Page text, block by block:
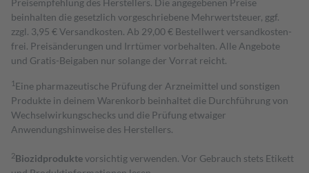
Preisempfehlung des Herstellers. Die angegebenen Preise
beinhalten die gesetzlich vorgeschriebene Mehrwertsteuer, ggf.
zzgl. 3,95 € Versandkosten. Ab 29,00 € Bestell­wert versand­kosten­
frei. Preisänderungen und Irrtümer vorbehalten. Alle Angebote
und Gratis-Beigaben nur solange der Vorrat reicht.
1 Eine pharmazeutische Prüfung der Arzneimittel und sonstigen
Produkte in deinem Warenkorb beinhaltet die Durchführung von
Wechselwirkungschecks und die Prüfung etwaiger
Anwendungshinweise des Herstellers.
2Biozidproduktevorsichtig verwenden. Vor Gebrauch stets Etikett